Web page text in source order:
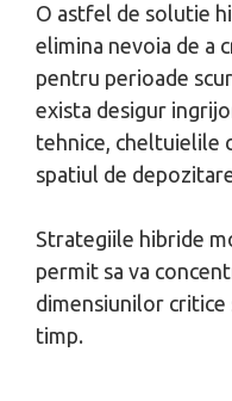
O astfel de solutie
elimina nevoia de a
pentru perioade
exista desigur
tehnice, cheltuielile
spatiul de
Strategiile hibride
permit sa va
dimensiunilor
timp.